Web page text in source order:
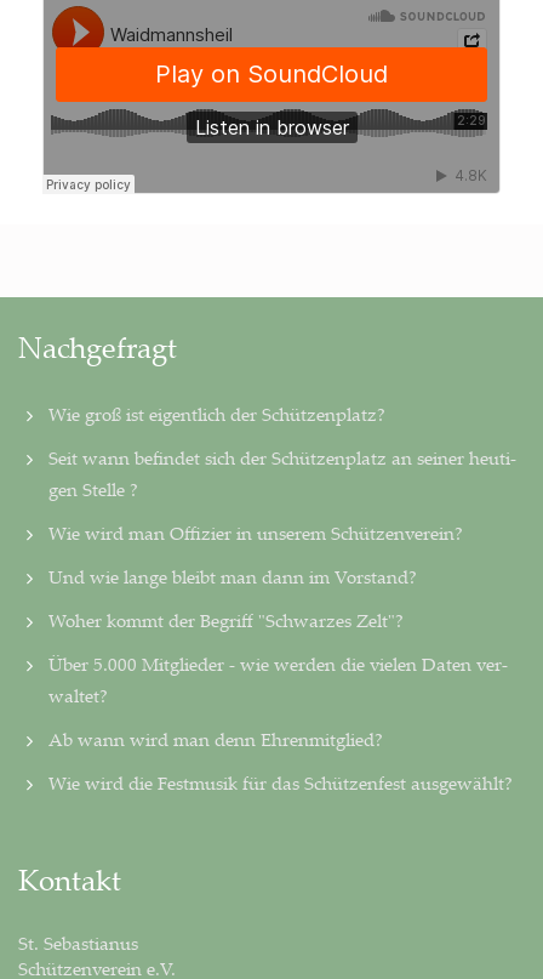
Nachgefragt
Wie groß ist eigentlich der Schützenplatz?
Seit wann befindet sich der Schützenplatz an seiner heu­ti­
gen Stelle ?
Wie wird man Offizier in unserem Schützenverein?
Und wie lange bleibt man dann im Vorstand?
Woher kommt der Begriff "Schwarzes Zelt"?
Über 5.000 Mitglieder - wie werden die vielen Daten ver­
wal­tet?
Ab wann wird man denn Ehrenmitglied?
Wie wird die Festmusik für das Schützenfest ausgewählt?
Kontakt
St. Sebastianus
Schützenverein e.V.